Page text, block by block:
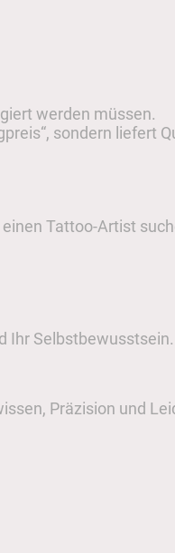
werden müssen.
sondern liefert
Tattoo-Artist
Präzision und